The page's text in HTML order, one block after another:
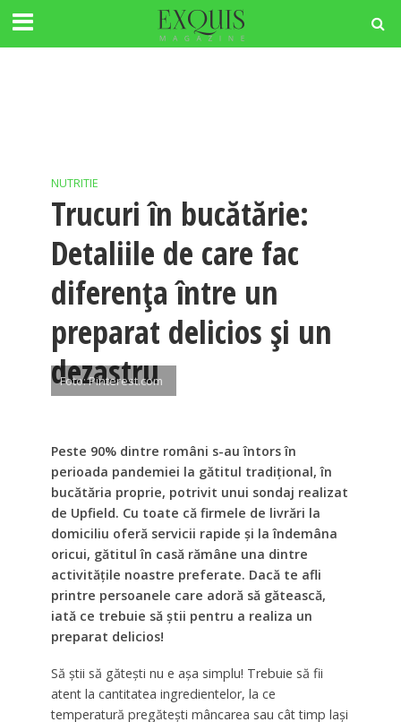
NUTRITIE
Trucuri în bucătărie:
Detaliile de care fac
diferența între un
preparat delicios și un
dezastru
Foto: Pinterest.com
Peste 90% dintre români s-au întors în
perioada pandemiei la gătitul tradiţional, în
bucătăria proprie, potrivit unui sondaj realizat
de Upfield. Cu toate că firmele de livrări la
domiciliu oferă servicii rapide şi la îndemâna
oricui, gătitul în casă rămâne una dintre
activităţile noastre preferate. Dacă te afli
printre persoanele care adoră să gătească,
iată ce trebuie să ştii pentru a realiza un
preparat delicios!
Să ştii să găteşti nu e aşa simplu! Trebuie să fii
atent la cantitatea ingredientelor, la ce
temperatură pregăteşti mâncarea sau cât timp laşi